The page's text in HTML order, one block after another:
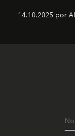
14.10.2025 por